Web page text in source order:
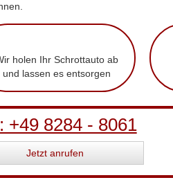
holen Ihr Schrottauto ab
und lassen es entsorgen
+49 8284 - 8061
Jetzt anrufen